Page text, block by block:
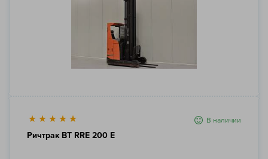
В наличии
Ричтрак BT RRE 200 E